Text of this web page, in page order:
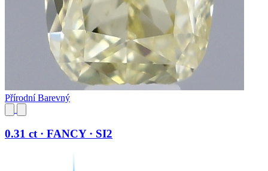
Přírodní Barevný
0.31 ct · FANCY · SI2